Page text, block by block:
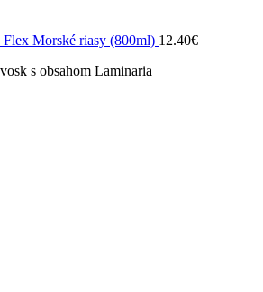
Morské riasy (800ml) 12.40€
s obsahom Laminaria